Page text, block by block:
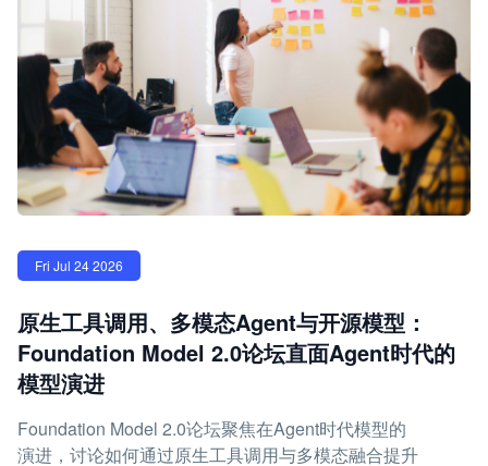
Fri Jul 24 2026
原生工具调用、多模态Agent与开源模型：
Foundation Model 2.0论坛直面Agent时代的
模型演进
Foundation Model 2.0论坛聚焦在Agent时代模型的
演进，讨论如何通过原生工具调用与多模态融合提升